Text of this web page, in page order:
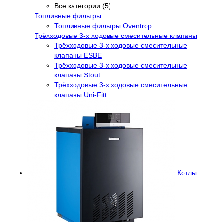
Все категории (5)
Топливные фильтры
Топливные фильтры Oventrop
Трёхходовые 3-х ходовые смесительные клапаны
Трёхходовые 3-х ходовые смесительные
клапаны ESBE
Трёхходовые 3-х ходовые смесительные
клапаны Stout
Трёхходовые 3-х ходовые смесительные
клапаны Uni-Fitt
Котлы